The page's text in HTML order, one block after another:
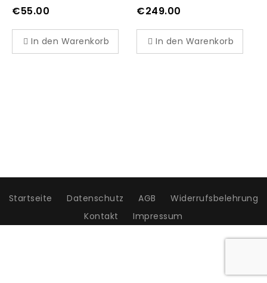
€55.00
In den Warenkorb
€249.00
In den Warenkorb
Startseite Datenschutz AGB
Widerrufsbelehrung
Kontakt
Impressum